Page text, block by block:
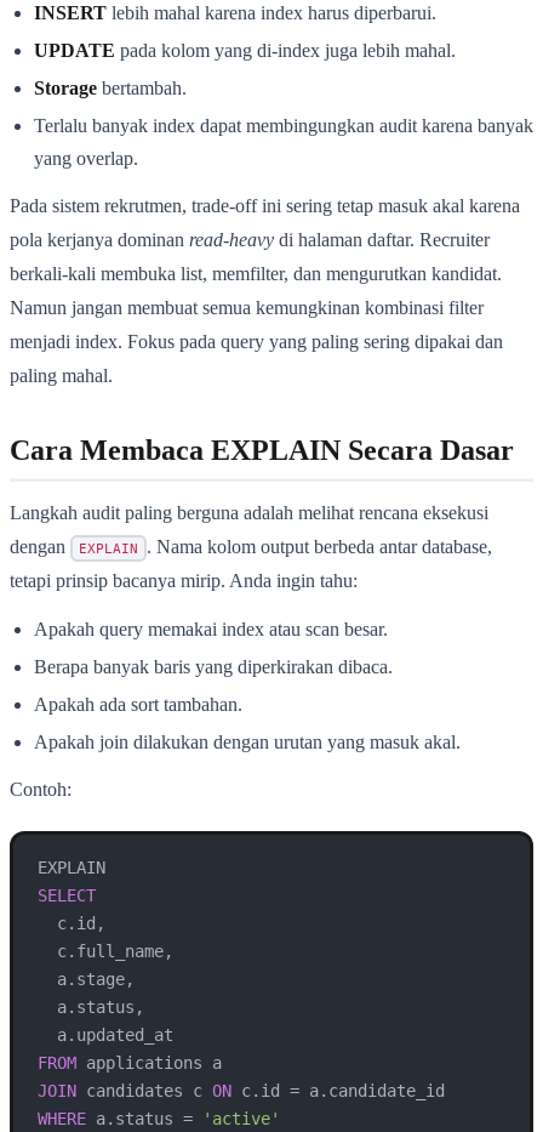
INSERT lebih mahal karena index harus diperbarui.
UPDATE pada kolom yang di-index juga lebih mahal.
Storage bertambah.
Terlalu banyak index dapat membingungkan audit karena banyak
yang overlap.
Pada sistem rekrutmen, trade-off ini sering tetap masuk akal karena
pola kerjanya dominan read-heavy di halaman daftar. Recruiter
berkali-kali membuka list, memfilter, dan mengurutkan kandidat.
Namun jangan membuat semua kemungkinan kombinasi filter
menjadi index. Fokus pada query yang paling sering dipakai dan
paling mahal.
Cara Membaca EXPLAIN Secara Dasar
Langkah audit paling berguna adalah melihat rencana eksekusi
dengan
EXPLAIN
. Nama kolom output berbeda antar database,
tetapi prinsip bacanya mirip. Anda ingin tahu:
Apakah query memakai index atau scan besar.
Berapa banyak baris yang diperkirakan dibaca.
Apakah ada sort tambahan.
Apakah join dilakukan dengan urutan yang masuk akal.
Contoh:
EXPLAIN
SELECT
  c.id,
  c.full_name,
  a.stage,
  a.status,
FROM
applications a
JOIN candidates c ON c.id =
WHERE a.status =
'active'